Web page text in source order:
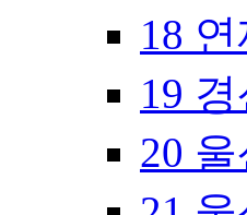
18
19
20 울